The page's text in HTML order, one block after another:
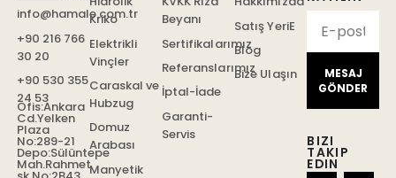
info@hamale.com.tr
+90 216 766
30 20
+90 530 355
24 53
Ofis:Ankara
Cd.Yelken
Plaza
No:289-21
Depo:Sülüntepe
Mah.Rahmet
MESAJ
GÖNDER
BIZI
TAKIP
EDIN
Kriko
Elektrikli
Vinçler
Caraskal ve
Hubzug
Domuz
Arabası
Manyetik
Beyanı
Sertifikalarımız
Referanslarımız
İptal-İade
Garanti-
Servis
Satış YeriE
Blog
Bize Ulaşın